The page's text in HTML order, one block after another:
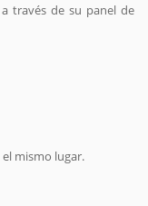
través de su panel de
mismo lugar.